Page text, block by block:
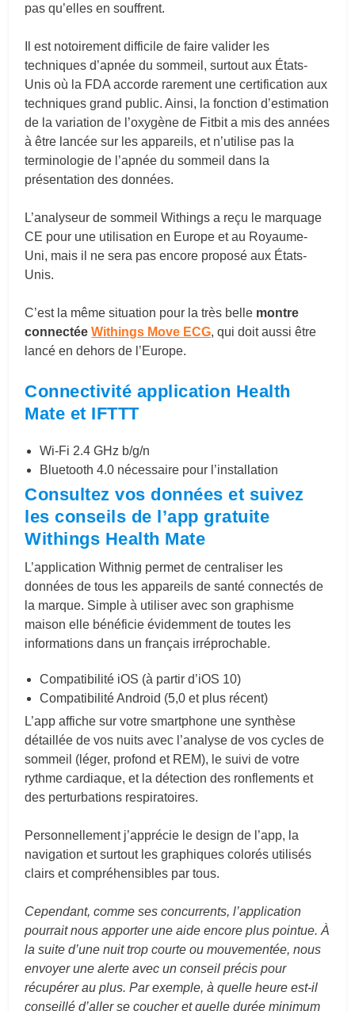
pas qu’elles en souffrent.
Il est notoirement difficile de faire valider les
techniques d’apnée du sommeil, surtout aux États-
Unis où la FDA accorde rarement une certification aux
techniques grand public. Ainsi, la fonction d’estimation
de la variation de l’oxygène de Fitbit a mis des années
à être lancée sur les appareils, et n’utilise pas la
terminologie de l’apnée du sommeil dans la
présentation des données.
L’analyseur de sommeil Withings a reçu le marquage
CE pour une utilisation en Europe et au Royaume-
Uni, mais il ne sera pas encore proposé aux États-
Unis.
C’est la même situation pour la très belle montre
connectéeWithings Move ECG, qui doit aussi être
lancé en dehors de l’Europe.
Connectivité application Health
Mate et IFTTT
Wi-Fi 2.4 GHz b/g/n
Bluetooth 4.0 nécessaire pour l’installation
Consultez vos données et suivez
les conseils de l’app gratuite
Withings Health Mate
L’application Withnig permet de centraliser les
données de tous les appareils de santé connectés de
la marque. Simple à utiliser avec son graphisme
maison elle bénéficie évidemment de toutes les
informations dans un français irréprochable.
Compatibilité iOS (à partir d’iOS 10)
Compatibilité Android (5,0 et plus récent)
L’app affiche sur votre smartphone une synthèse
détaillée de vos nuits avec l’analyse de vos cycles de
sommeil (léger, profond et REM), le suivi de votre
rythme cardiaque, et la détection des ronflements et
des perturbations respiratoires.
Personnellement j’apprécie le design de l’app, la
navigation et surtout les graphiques colorés utilisés
clairs et compréhensibles par tous.
Cependant, comme ses concurrents, l’application
pourrait nous apporter une aide encore plus pointue. À
la suite d’une nuit trop courte ou mouvementée, nous
envoyer une alerte avec un conseil précis pour
récupérer au plus. Par exemple, à quelle heure est-il
conseillé d’aller se coucher et quelle durée minimum